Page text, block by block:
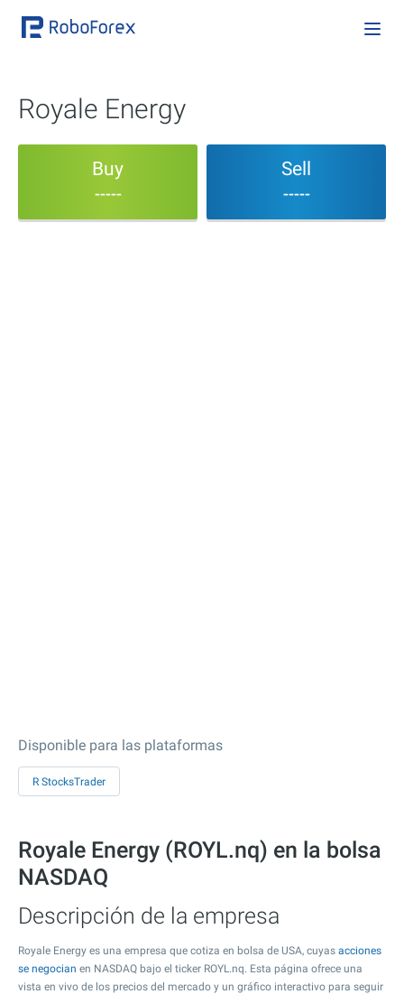
Royale Energy
Buy
-----
Sell
-----
Disponible para las plataformas
R StocksTrader
Royale Energy (ROYL.nq) en la bolsa
NASDAQ
Descripción de la empresa
Royale Energy es una empresa que cotiza en bolsa de USA, cuyas acciones
se negocian en NASDAQ bajo el ticker ROYL.nq. Esta página ofrece una
vista en vivo de los precios del mercado y un gráfico interactivo para seguir